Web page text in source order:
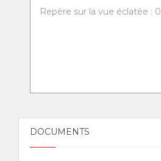
Repère sur la vue éclatée : 0
DOCUMENTS